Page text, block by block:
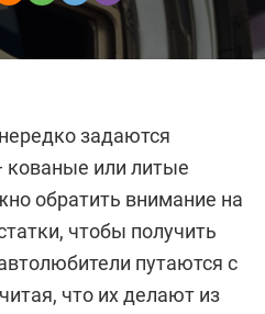
задаются
кованые или литые
обратить внимание на
чтобы получить
путаются с
что их делают из